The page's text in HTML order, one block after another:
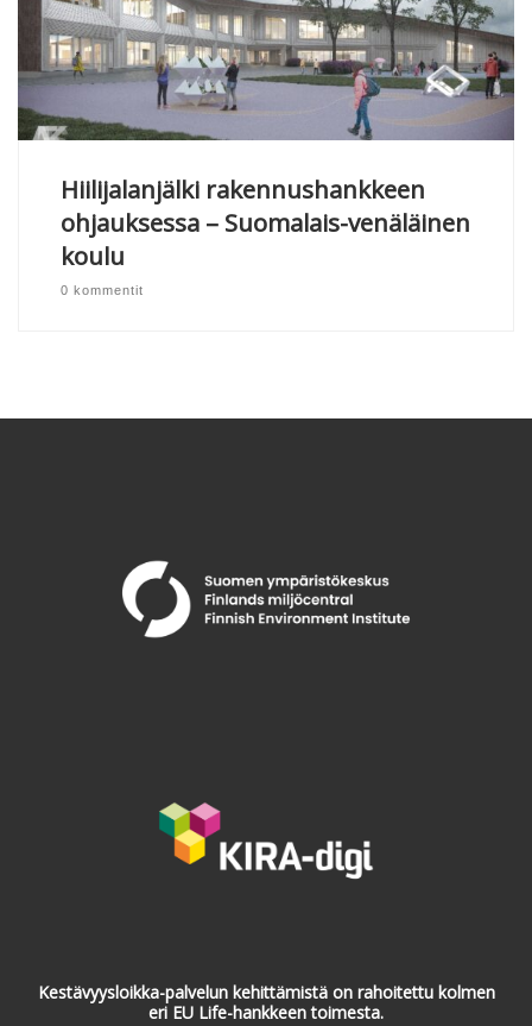
Hiilijalanjälki rakennushankkeen
ohjauksessa – Suomalais-venäläinen
koulu
0 kommentit
Kestävyysloikka-palvelun kehittämistä on rahoitettu kolmen
eri EU Life-hankkeen toimesta.